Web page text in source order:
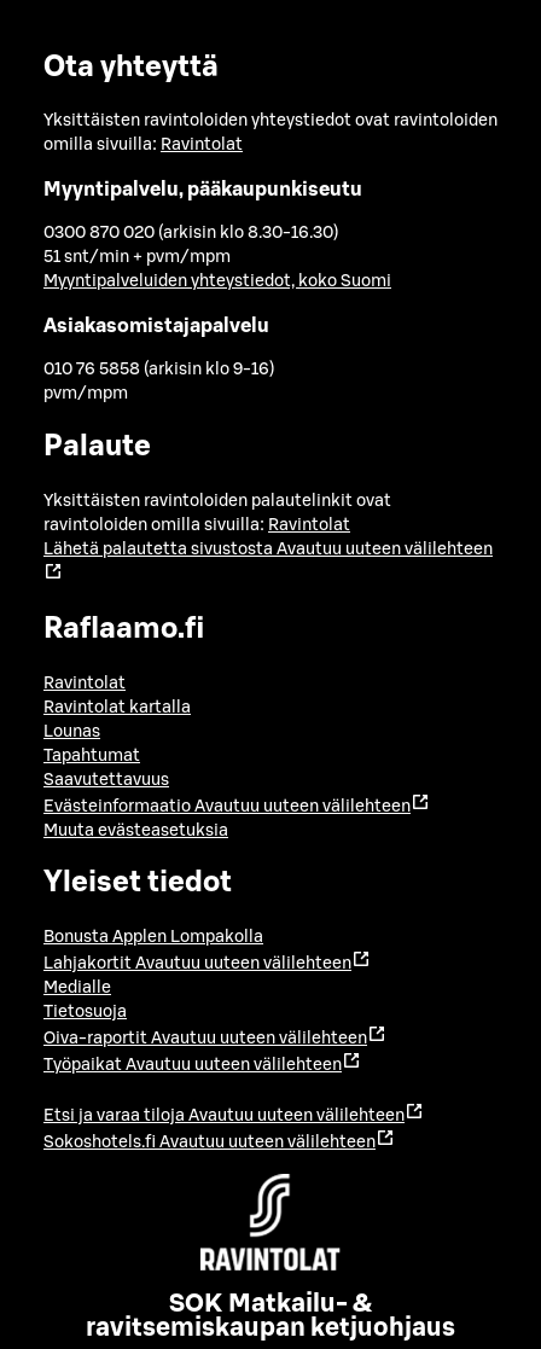
Ota yhteyttä
Yksittäisten ravintoloiden yhteystiedot ovat ravintoloiden
omilla sivuilla: Ravintolat
Myyntipalvelu, pääkaupunkiseutu
0300 870 020 (arkisin klo 8.30-16.30)
51 snt/min + pvm/mpm
Myyntipalveluiden yhteystiedot, koko Suomi
Asiakasomistajapalvelu
010 76 5858 (arkisin klo 9-16)
pvm/mpm
Palaute
Yksittäisten ravintoloiden palautelinkit ovat
ravintoloiden omilla sivuilla: Ravintolat
Lähetä palautetta sivustosta Avautuu uuteen välilehteen
Raflaamo.fi
Ravintolat
Ravintolat kartalla
Lounas
Tapahtumat
Saavutettavuus
Evästeinformaatio Avautuu uuteen välilehteen
Muuta evästeasetuksia
Yleiset tiedot
Bonusta Applen Lompakolla
Lahjakortit Avautuu uuteen välilehteen
Medialle
Tietosuoja
Oiva-raportit Avautuu uuteen välilehteen
Työpaikat Avautuu uuteen välilehteen
Etsi ja varaa tiloja Avautuu uuteen välilehteen
Sokoshotels.fi Avautuu uuteen välilehteen
SOK Matkailu- &
ravitsemiskaupan ketjuohjaus